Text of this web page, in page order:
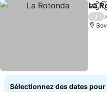
La
/
Sélectionnez des dates